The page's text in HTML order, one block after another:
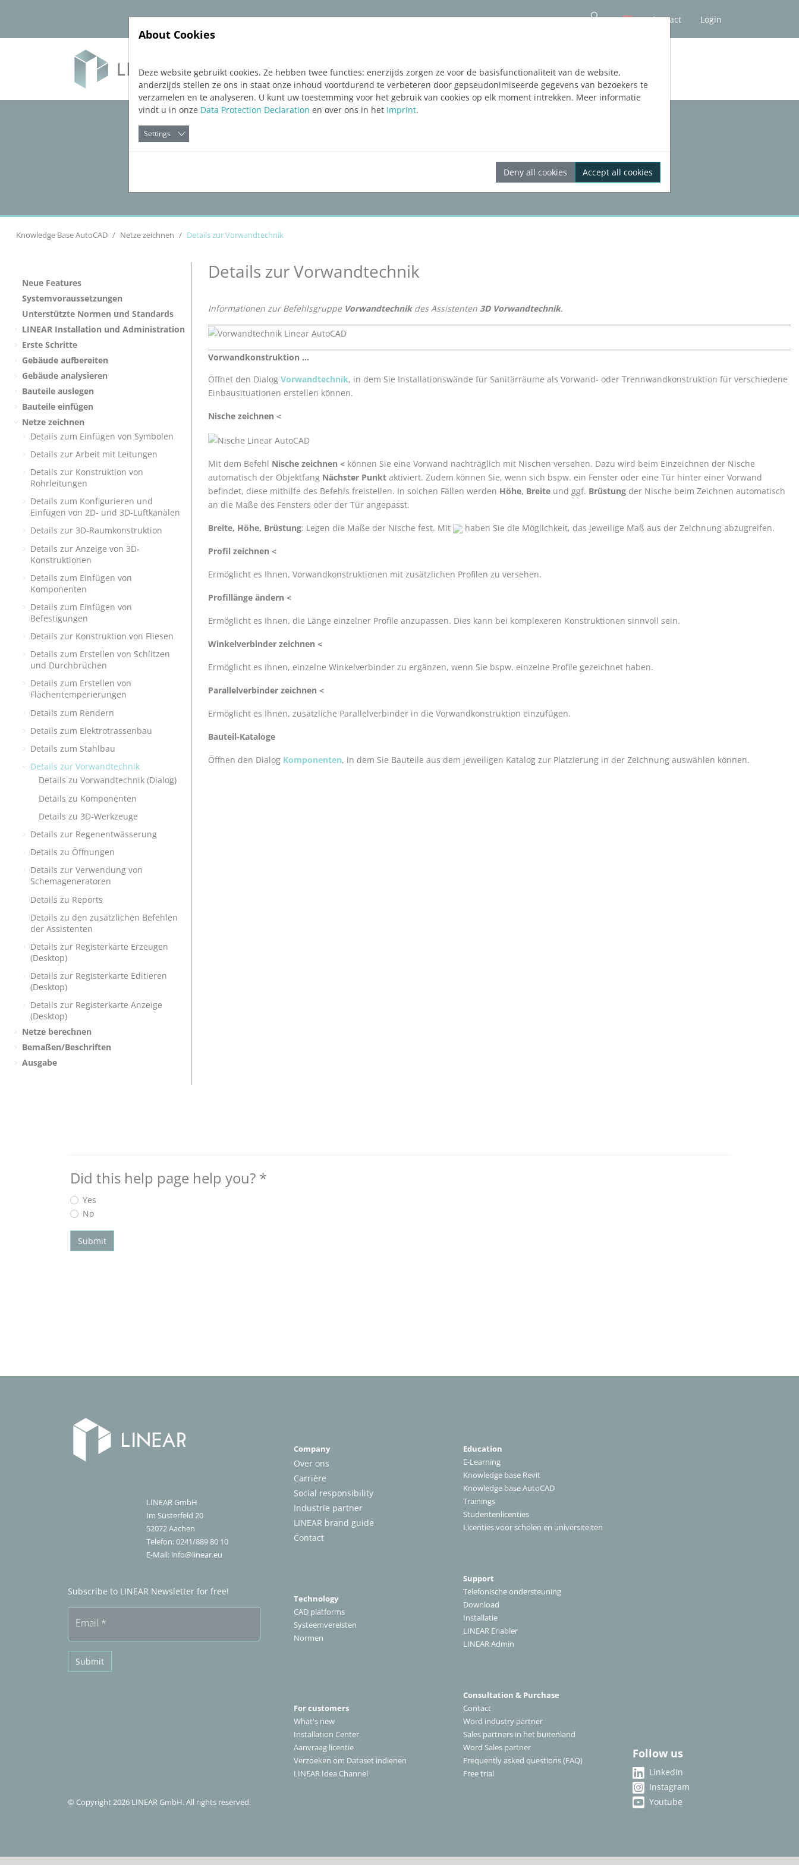
Contact
Login
Software Services Blog FREE TRIAL
Knowledge Base AutoCAD Netze zeichnen Details zur Vorwandtechnik
Neue Features
Systemvoraussetzungen
Unterstützte Normen und Standards
LINEAR Installation und Administration
Erste Schritte
Gebäude aufbereiten
Gebäude analysieren
Bauteile auslegen
Bauteile einfügen
Netze zeichnen
Details zum Einfügen von Symbolen
Details zur Arbeit mit Leitungen
Details zur Konstruktion von
Rohrleitungen
Details zum Konfigurieren und
Einfügen von 2D- und 3D-Luftkanälen
Details zur 3D-Raumkonstruktion
Details zur Anzeige von 3D-
Konstruktionen
Details zum Einfügen von
Komponenten
Details zum Einfügen von
Befestigungen
Details zur Konstruktion von Fliesen
Details zum Erstellen von Schlitzen
und Durchbrüchen
Details zum Erstellen von
Flächentemperierungen
Details zum Rendern
Details zum Elektrotrassenbau
Details zum Stahlbau
Details zur Vorwandtechnik
Details zu Vorwandtechnik (Dialog)
Details zu Komponenten
Details zu 3D-Werkzeuge
Details zur Regenentwässerung
Details zu Öffnungen
Details zur Verwendung von
Schemageneratoren
Details zu Reports
Details zu den zusätzlichen Befehlen
der Assistenten
Details zur Registerkarte Erzeugen
(Desktop)
Details zur Registerkarte Editieren
(Desktop)
Details zur Registerkarte Anzeige
(Desktop)
Netze berechnen
Bemaßen/Beschriften
Ausgabe
Details zur Vorwandtechnik
Informationen zur Befehlsgruppe Vorwandtechnikdes Assistenten 3D Vorwandtechnik.
Vorwandkonstruktion ...
Öffnet den Dialog Vorwandtechnik, in dem Sie Installationswände für Sanitärräume als Vorwand- oder Trennwandkonstruktion für verschiedene
Einbausituationen erstellen können.
Nische zeichnen <
Mit dem Befehl Nische zeichnen < können Sie eine Vorwand nachträglich mit Nischen versehen. Dazu wird beim Einzeichnen der Nische
automatisch der Objektfang Nächster Punkt aktiviert. Zudem können Sie, wenn sich bspw. ein Fenster oder eine Tür hinter einer Vorwand
befindet, diese mithilfe des Befehls freistellen. In solchen Fällen werden Höhe, Breite und ggf. Brüstung der Nische beim Zeichnen automatisch
an die Maße des Fensters oder der Tür angepasst.
Breite, Höhe, Brüstung: Legen die Maße der Nische fest. Mit haben Sie die Möglichkeit, das jeweilige Maß aus der Zeichnung abzugreifen.
Profil zeichnen <
Ermöglicht es Ihnen, Vorwandkonstruktionen mit zusätzlichen Profilen zu versehen.
Profillänge ändern <
Ermöglicht es Ihnen, die Länge einzelner Profile anzupassen. Dies kann bei komplexeren Konstruktionen sinnvoll sein.
Winkelverbinder zeichnen <
Ermöglicht es Ihnen, einzelne Winkelverbinder zu ergänzen, wenn Sie bspw. einzelne Profile gezeichnet haben.
Parallelverbinder zeichnen <
Ermöglicht es Ihnen, zusätzliche Parallelverbinder in die Vorwandkonstruktion einzufügen.
Bauteil-Kataloge
Öffnen den Dialog Komponenten, in dem Sie Bauteile aus dem jeweiligen Katalog zur Platzierung in der Zeichnung auswählen können.
Did this help page help you? *
Yes
No
Submit
LINEAR GmbH
Im Süsterfeld 20
52072Aachen
Telefon:0241/889 80 10
E-Mail: info@linear.eu
Subscribe to LINEAR Newsletter for free!
Email *
Submit
© Copyright 2026 LINEAR GmbH. All rights reserved.
Company
Over ons
Carrière
Social responsibility
Industrie partner
LINEAR brand guide
Contact
Technology
CAD platforms
Systeemvereisten
Normen
For customers
What's new
Installation Center
Aanvraag licentie
Verzoeken om Dataset indienen
LINEAR Idea Channel
Education
E-Learning
Knowledge base Revit
Knowledge base AutoCAD
Trainings
Studentenlicenties
Licenties voor scholen en universiteiten
Support
Telefonische ondersteuning
Download
Installatie
LINEAR Enabler
LINEAR Admin
Consultation & Purchase
Contact
Word industry partner
Sales partners in het buitenland
Word Sales partner
Frequently asked questions (FAQ)
Free trial
Follow us
LinkedIn
Instagram
Youtube
About Cookies
Deze website gebruikt cookies. Ze hebben twee functies: enerzijds zorgen ze voor de basisfunctionaliteit van de website,
anderzijds stellen ze ons in staat onze inhoud voortdurend te verbeteren door gepseudonimiseerde gegevens van bezoekers te
verzamelen en te analyseren. U kunt uw toestemming voor het gebruik van cookies op elk moment intrekken. Meer informatie
vindt u in onze Data Protection Declaration en over ons in het Imprint.
Settings
Deny all cookies Accept all cookies